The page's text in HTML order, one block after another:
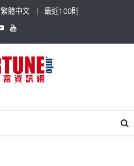
繁體中文 最近100則